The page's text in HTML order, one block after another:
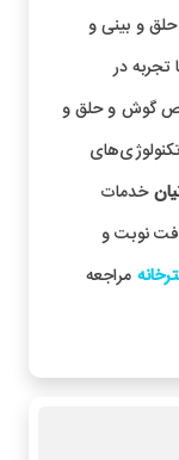
و بینی و
در
گوش و حلق و
خدمات
نوبت و
مراجعه